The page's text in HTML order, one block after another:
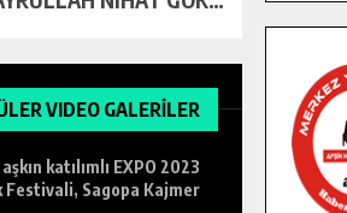
VIDEO GALERİLER
katılımlı EXPO 2023
Festivali, Sagopa Kajmer